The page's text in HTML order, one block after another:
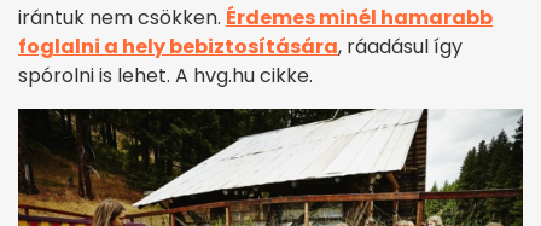
irántuk nem csökken. Érdemes minél hamarabb
foglalni a hely bebiztosítására, ráadásul így
spórolni is lehet. A hvg.hu cikke.